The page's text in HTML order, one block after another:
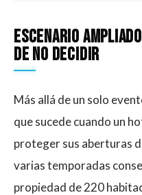
Escenario
De No Decidir
Más allá de un solo
que sucede cuando un
proteger sus aberturas
varias temporadas
propiedad de 220